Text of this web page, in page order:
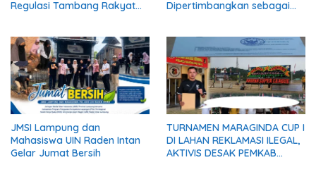
Regulasi Tambang Rakyat
Dipertimbangkan sebagai
Berkompromi terhadap
Penegakan Hukum
JMSI Lampung dan
Mahasiswa UIN Raden Intan
Gelar Jumat Bersih
TURNAMEN MARAGINDA CUP I
DI LAHAN REKLAMASI ILEGAL,
AKTIVIS DESAK PEMKAB